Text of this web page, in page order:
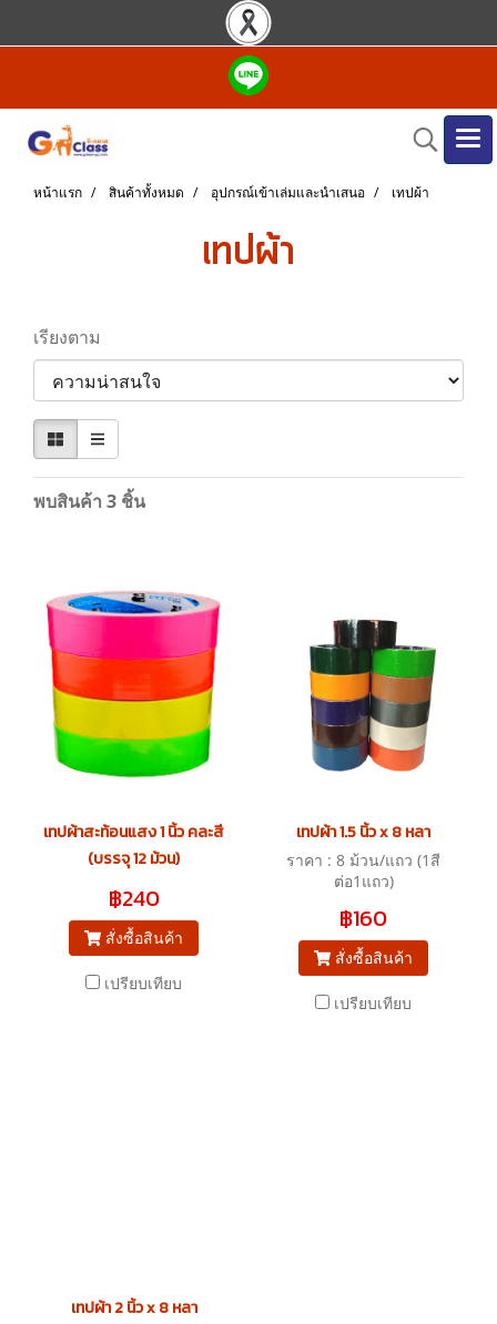
หน้าแรก สินค้าทั้งหมด อุปกรณ์เข้าเล่มและนำเสนอ เทปผ้า
เทปผ้า
เรียงตาม
พบสินค้า 3 ชิ้น
เทปผ้าสะท้อนแสง 1 นิ้ว คละสี
(บรรจุ 12 ม้วน)
฿240
สั่งซื้อสินค้า
เปรียบเทียบ
เทปผ้า 1.5 นิ้ว x 8 หลา
ราคา : 8 ม้วน/แถว (1สี
ต่อ1แถว)
฿160
สั่งซื้อสินค้า
เปรียบเทียบ
เทปผ้า 2 นิ้ว x 8 หลา